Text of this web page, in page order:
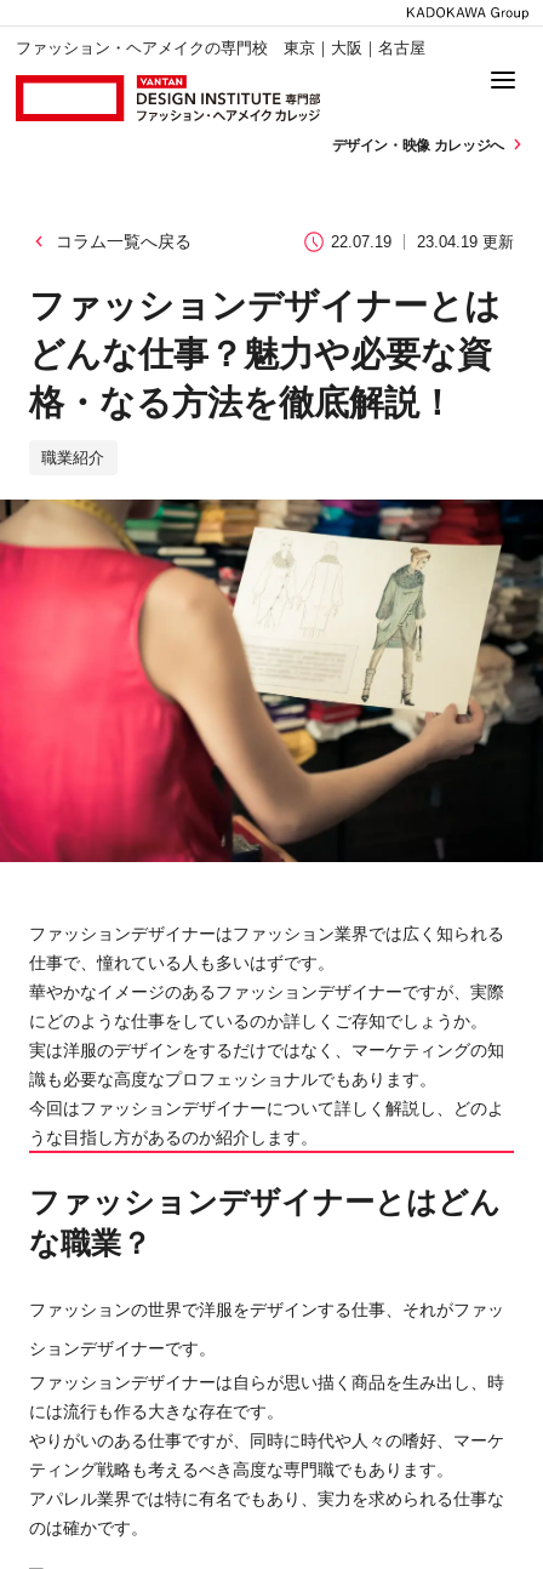
ファッション・ヘアメイクの専門校 東京｜大阪｜名古屋
デザイン・ 映像 カレッジへ
コラム一覧へ戻る 22.07.19 23.04.19 更新
ファッションデザイナーとは
どんな仕事？魅力や必要な資
格・なる方法を徹底解説！
職業紹介
ファッションデザイナーはファッション業界では広く知られる
仕事で、憧れている人も多いはずです。
華やかなイメージのあるファッションデザイナーですが、実際
にどのような仕事をしているのか詳しくご存知でしょうか。
実は洋服のデザインをするだけではなく、マーケティングの知
識も必要な高度なプロフェッショナルでもあります。
今回はファッションデザイナーについて詳しく解説し、どのよ
うな目指し方があるのか紹介します。
ファッションデザイナーとはどん
な職業？
ファッションの世界で洋服をデザインする仕事、それがファッ
ションデザイナーです。
ファッションデザイナーは自らが思い描く商品を生み出し、時
には流行も作る大きな存在です。
やりがいのある仕事ですが、同時に時代や人々の嗜好、マーケ
ティング戦略も考えるべき高度な専門職でもあります。
アパレル業界では特に有名でもあり、実力を求められる仕事な
のは確かです。